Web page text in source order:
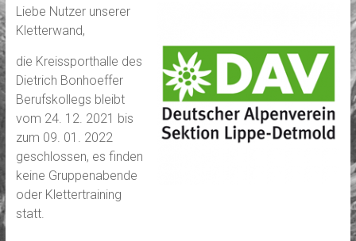
Liebe Nutzer unserer
Kletterwand,
die Kreissporthalle des
Dietrich Bonhoeffer
Berufskollegs bleibt
vom 24. 12. 2021 bis
zum 09. 01. 2022
geschlossen, es finden
keine Gruppenabende
oder Klettertraining
statt.